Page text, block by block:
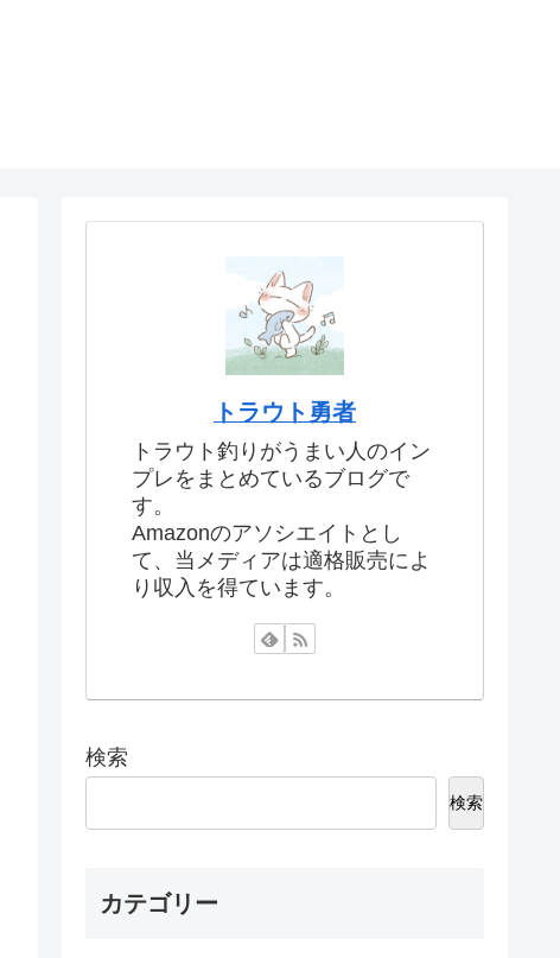
トラウト勇者
トラウト釣りがうまい人のイン
プレをまとめているブログで
す。
Amazonのアソシエイトとし
て、当メディアは適格販売によ
り収入を得ています。
検索
検索
カテゴリー